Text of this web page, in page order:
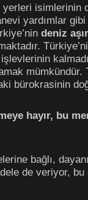
yerleri
yardımlar
deniz
mümkündür.
bürokrasinin
hayır, bu
bağlı,
de veriyor, bu